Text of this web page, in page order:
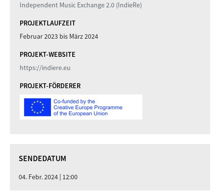
Independent Music Exchange 2.0 (IndieRe)
PROJEKTLAUFZEIT
Februar 2023 bis März 2024
PROJEKT-WEBSITE
https://indiere.eu
PROJEKT-FÖRDERER
SENDEDATUM
04. Febr. 2024 | 12:00